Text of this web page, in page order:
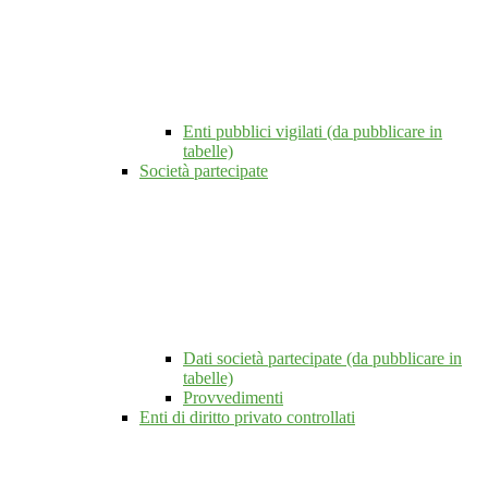
Enti pubblici vigilati (da pubblicare in
tabelle)
Società partecipate
Dati società partecipate (da pubblicare in
tabelle)
Provvedimenti
Enti di diritto privato controllati